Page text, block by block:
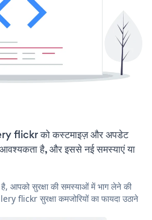
flickr को कस्टमाइज़ और अपडेट
है, और इससे नई समस्याएं या
आपको सुरक्षा की समस्याओं में भाग लेने की
flickr सुरक्षा कमजोरियों का फायदा उठाने